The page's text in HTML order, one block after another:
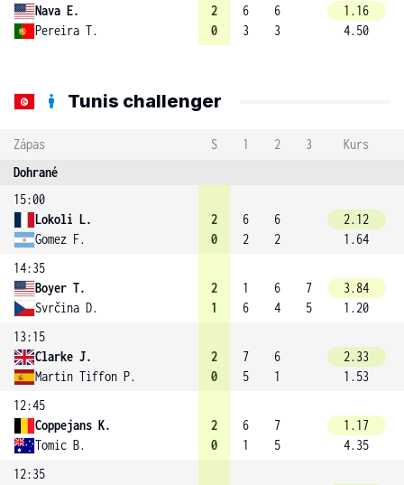
Nava E.
Pereira T.
2
0
6
3
6
3
1.16
4.50
Tunis challenger
Zápas S 1 2 3
Kurs
Dohrané
15:00
Lokoli L.
Gomez F.
2
0
6
2
6
2
2.12
1.64
14:35
Boyer T.
Svrčina D.
2
1
1
6
6
4
7
5
3.84
1.20
13:15
Clarke J.
Martin Tiffon P.
2
0
7
5
6
1
2.33
1.53
12:45
Coppejans K.
Tomic B.
2
0
6
1
7
5
1.17
4.35
12:35